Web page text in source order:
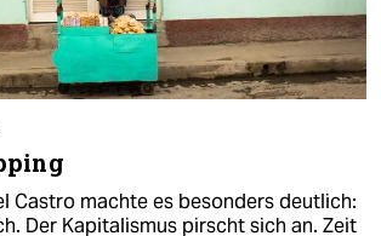
Castro machte es besonders deutlich:
Der Kapitalismus pirscht sich an. Zeit